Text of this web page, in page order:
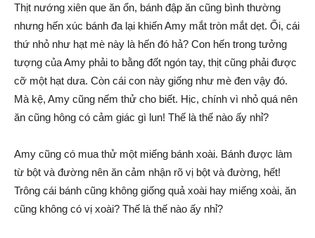
Thịt nướng xiên que ăn ổn, bánh đập ăn cũng bình thường
nhưng hến xúc bánh đa lại khiến Amy mắt tròn mắt dẹt. Ối, cái
thứ nhỏ như hạt mè này là hến đó hả? Con hến trong tưởng
tượng của Amy phải to bằng đốt ngón tay, thịt cũng phải được
cỡ một hạt dưa. Còn cái con này giống như mè đen vậy đó.
Mà kệ, Amy cũng nếm thử cho biết. Hịc, chính vì nhỏ quá nên
ăn cũng hông có cảm giác gì lun! Thế là thế nào ấy nhỉ?
Amy cũng có mua thử một miếng bánh xoài. Bánh được làm
từ bột và đường nên ăn cảm nhận rõ vị bột và đường, hết!
Trông cái bánh cũng không giống quả xoài hay miếng xoài, ăn
cũng không có vị xoài? Thế là thế nào ấy nhỉ?